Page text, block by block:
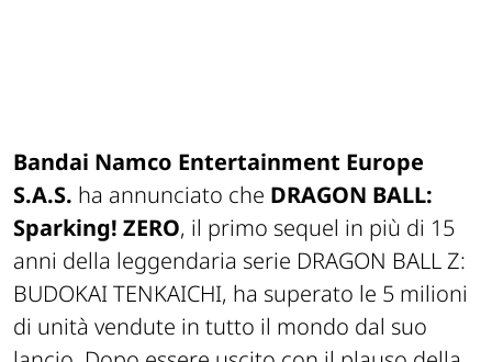
Bandai Namco Entertainment Europe
S.A.S. ha annunciato che DRAGON BALL:
Sparking! ZERO, il primo sequel in più di 15
anni della leggendaria serie DRAGON BALL Z:
BUDOKAI TENKAICHI, ha superato le 5 milioni
di unità vendute in tutto il mondo dal suo